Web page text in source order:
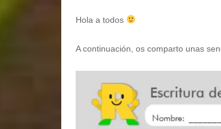
Hola a todos
A continuación, os comparto unas